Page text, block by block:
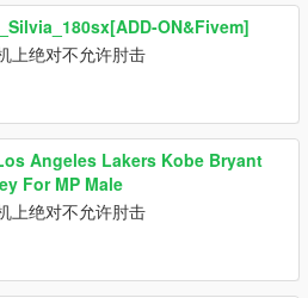
ON&Fivem]
上绝对不允许肘击
Angeles Lakers Kobe Bryant
For MP Male
上绝对不允许肘击